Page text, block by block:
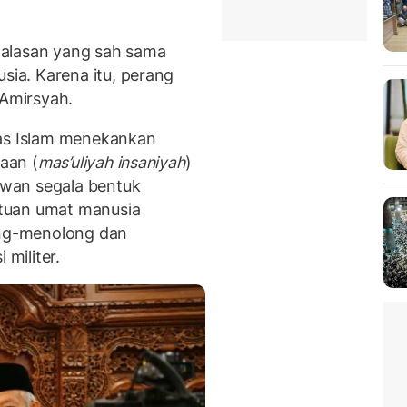
yang sah sama
Karena itu, perang
Islam menekankan
(mas’uliyah insaniyah)
segala bentuk
umat manusia
menolong dan
militer.